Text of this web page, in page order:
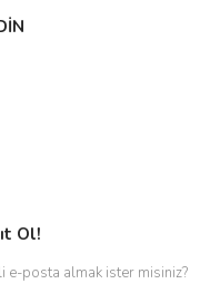
Ol!
e-posta almak ister misiniz?